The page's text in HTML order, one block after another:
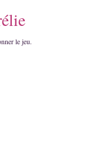
le jeu.